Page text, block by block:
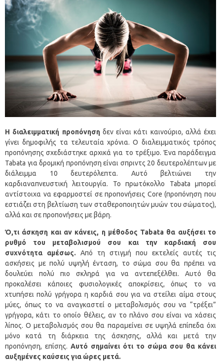
Η διαλειμματική προπόνηση δεν είναι κάτι καινούριο, αλλά έχει
γίνει δημοφιλής τα τελευταία χρόνια. Ο διαλειμματικός τρόπος
προπόνησης σχεδιάστηκε αρχικά για το τρέξιμο. Ένα παράδειγμα
Tabata για δρομική προπόνηση είναι σπριντς 20 δευτερολέπτων με
διάλειμμα 10 δευτερόλεπτα. Αυτό βελτιώνει την
καρδιαναπνευστική λειτουργία. Το πρωτόκολλο Tabata μπορεί
αντίστοιχα να εφαρμοστεί σε προπονήσεις Core (προπόνηση που
εστιάζει στη βελτίωση των σταθεροποιητών μυών του σώματος),
αλλά και σε προπονήσεις με βάρη.
Ό,τι άσκηση και αν κάνεις, η μέθοδος Tabata θα αυξήσει το
ρυθμό του μεταβολισμού σου και την καρδιακή σου
συχνότητα αμέσως. Από τη στιγμή που εκτελείς αυτές τις
ασκήσεις με πολύ υψηλή ένταση, το σώμα σου θα πρέπει να
δουλεύει πολύ πιο σκληρά για να αντεπεξέλθει. Αυτό θα
προκαλέσει κάποιες φυσιολογικές αποκρίσεις, όπως το να
χτυπήσει πολύ γρήγορα η καρδιά σου για να στείλει αίμα στους
μύες, όπως το να αναγκαστεί ο μεταβολισμός σου να “τρέξει”
γρήγορα, κάτι το οποίο θέλεις, αν το πλάνο σου είναι να χάσεις
λίπος. Ο μεταβολισμός σου θα παραμείνει σε υψηλά επίπεδα όχι
μόνο κατά τη διάρκεια της άσκησης, αλλά και μετά την
προπόνηση, επίσης. Αυτό σημαίνει ότι το σώμα σου θα κάνει
αυξημένες καύσεις για ώρες μετά.